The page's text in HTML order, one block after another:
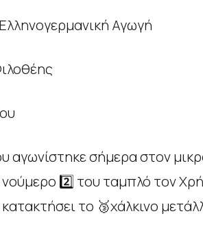
Αγωγή
σήμερα στον
νούμερο 2️⃣ του ταμπλό τον
το 🥉χάλκινο